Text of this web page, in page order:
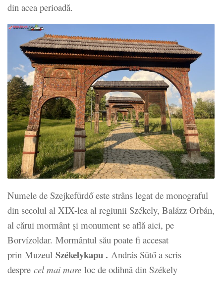
din acea perioadă.
Numele de Szejkefürdő este strâns legat de monograful
din secolul al XIX-lea al regiunii Székely, Balázz Orbán,
al cărui mormânt și monument se află aici, pe
Borvízoldar. Mormântul său poate fi accesat
prin Muzeul Székelykapu . András Sütő a scris
despre cel mai mare loc de odihnă din Székely